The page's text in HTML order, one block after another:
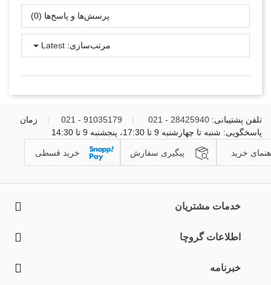
پرسش‌ها و پاسخ‌ها (0)
مرتب‌سازی: Latest
تلفن پشتیبانی: 28425940 - 021
91035179 - 021
زمان
پاسخگویی: شنبه تا چهارشنبه 9 تا 17:30، پنجشنبه 9 تا 14:30
خرید پیگیری سفارش خرید قسطی
خدمات مشتریان
اطلاعات گروچا
خبرنامه